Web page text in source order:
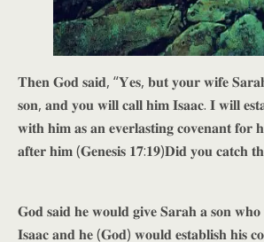
𝐓𝐡𝐞𝐧 𝐆𝐨𝐝 𝐬𝐚𝐢𝐝, “𝐘𝐞𝐬, 𝐛𝐮𝐭 𝐲𝐨𝐮𝐫 𝐰𝐢𝐟𝐞
𝐬𝐨𝐧, 𝐚𝐧𝐝 𝐲𝐨𝐮 𝐰𝐢𝐥𝐥 𝐜𝐚𝐥𝐥 𝐡𝐢𝐦 𝐈𝐬𝐚𝐚𝐜. 𝐈 𝐰𝐢𝐥𝐥
𝐰𝐢𝐭𝐡 𝐡𝐢𝐦 𝐚𝐬 𝐚𝐧 𝐞𝐯𝐞𝐫𝐥𝐚𝐬𝐭𝐢𝐧𝐠 𝐜𝐨𝐯𝐞𝐧𝐚𝐧𝐭 𝐟𝐨𝐫
𝐚𝐟𝐭𝐞𝐫 𝐡𝐢𝐦 (𝐆𝐞𝐧𝐞𝐬𝐢𝐬 𝟏𝟕:𝟏𝟗)𝐃𝐢𝐝 𝐲𝐨𝐮 𝐜𝐚𝐭𝐜𝐡
𝐆𝐨𝐝 𝐬𝐚𝐢𝐝 𝐡𝐞 𝐰𝐨𝐮𝐥𝐝 𝐠𝐢𝐯𝐞 𝐒𝐚𝐫𝐚𝐡 𝐚 𝐬𝐨𝐧 𝐰𝐡𝐨
𝐈𝐬𝐚𝐚𝐜 𝐚𝐧𝐝 𝐡𝐞 (𝐆𝐨𝐝) 𝐰𝐨𝐮𝐥𝐝 𝐞𝐬𝐭𝐚𝐛𝐥𝐢𝐬𝐡 𝐡𝐢𝐬